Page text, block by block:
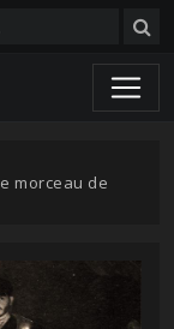
morceau de